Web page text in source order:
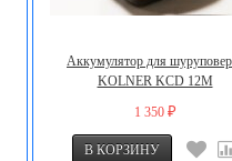
Аккумулятор для
KOLNER KCD 12M
1 350 ₽